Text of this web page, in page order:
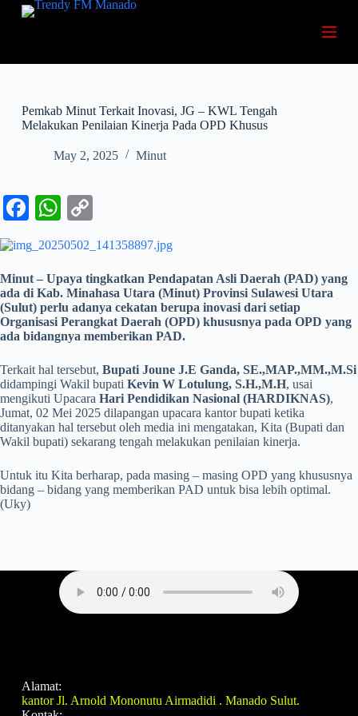
S
o
n
Pemkab Minut Terkait Inovasi, JG – KWL Tengah
Melakukan Penilaian Kinerja Pada OPD Khusus
May 2, 2025 Minut
Fa
ce
bo
ok
W
ha
ts
A
pp
op
y
Li
nk
Minut – Upaya tingkatkan Pendapatan Asli Daerah (PAD) yang
ada di Kab. Minahasa Utara (Minut) Provinsi Sulawesi Utara
(Sulut) perlu adanya cekatan berupa inovasi dari setiap
Organisasi Perangkat Daerah (OPD) khususnya pada OPD yang
ada bidangnya memberikan PAD.
Terkait hal tersebut, Bupati Joune J.E Ganda, SE.,MAP.,MM.,M.Si
didampingi Wakil bupati Kevin W Lotulung, S.H.,M.H, usai
mengikuti Upacara Hari Pendidikan Nasional (HARDIKNAS),
Jumat, 02 Mei 2025 dilapangan upacara kantor bupati ketika
ditanyakan hal tersebut oleh media ini mengatakan, Kita (Bupati dan
Wakil bupati) sekarang tengah melakukan penilaian kinerja.
Untuk itu Kita berharap, pada masing – masing OPD yang khususnya
bidang – bidang yang memberikan PAD untuk bisa lebih optimal.
(Uky)
Alamat:
kantor Jl. Arnold Mononutu Airmadidi . Manado Sulut.